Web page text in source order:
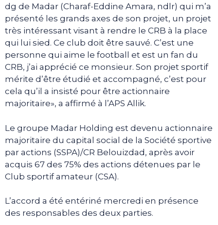
dg de Madar (Charaf-Eddine Amara, ndlr) qui m’a
présenté les grands axes de son projet, un projet
très intéressant visant à rendre le CRB à la place
qui lui sied. Ce club doit être sauvé. C’est une
personne qui aime le football et est un fan du
CRB, j’ai apprécié ce monsieur. Son projet sportif
mérite d’être étudié et accompagné, c’est pour
cela qu’il a insisté pour être actionnaire
majoritaire», a affirmé à l’APS Allik.
Le groupe Madar Holding est devenu actionnaire
majoritaire du capital social de la Société sportive
par actions (SSPA)/CR Belouizdad, après avoir
acquis 67 des 75% des actions détenues par le
Club sportif amateur (CSA).
L’accord a été entériné mercredi en présence
des responsables des deux parties.